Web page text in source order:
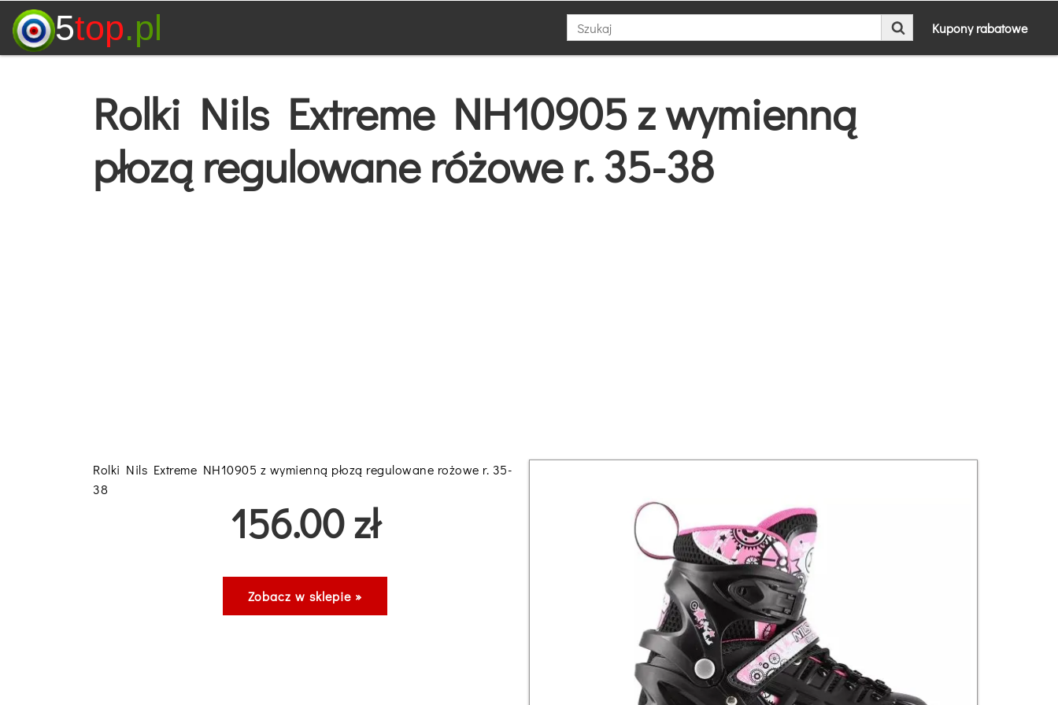
5top.pl Kupony rabatowe
Rolki Nils Extreme NH10905 z wymienną
płozą regulowane różowe r. 35-38
Rolki Nils Extreme NH10905 z wymienną płozą regulowane rożowe r. 35-
38
156.00 zł
Zobacz w sklepie »